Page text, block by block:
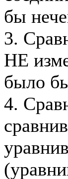
бы
3.
НЕ
было
4.